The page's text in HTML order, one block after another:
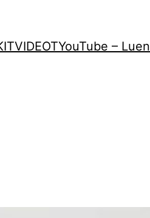
VIDEOTYouTube –